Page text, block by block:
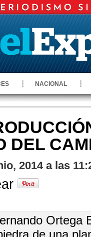
NACIONAL
DEL
2014 a las